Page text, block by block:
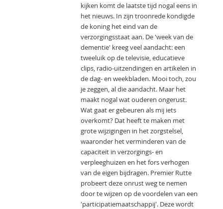
kijken komt de laatste tijd nogal eens in
het nieuws. In zijn troonrede kondigde
de koning het eind van de
verzorgingsstaat aan. De 'week van de
dementie' kreeg veel aandacht: een
tweeluik op de televisie, educatieve
clips, radio-uitzendingen en artikelen in
de dag- en weekbladen. Mooi toch, zou
je zeggen, al die aandacht. Maar het
maakt nogal wat ouderen ongerust.
Wat gaat er gebeuren als mij iets
overkomt? Dat heeft te maken met
grote wijzigingen in het zorgstelsel,
waaronder het verminderen van de
capaciteit in verzorgings- en
verpleeghuizen en het fors verhogen
van de eigen bijdragen. Premier Rutte
probeert deze onrust weg te nemen
door te wijzen op de voordelen van een
'participatiemaatschappij'. Deze wordt